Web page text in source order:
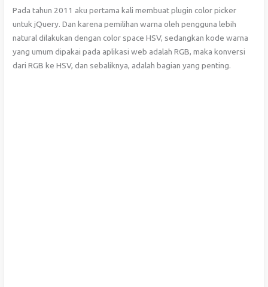
Pada tahun 2011 aku pertama kali membuat plugin color picker
untuk jQuery. Dan karena pemilihan warna oleh pengguna lebih
natural dilakukan dengan color space HSV, sedangkan kode warna
yang umum dipakai pada aplikasi web adalah RGB, maka konversi
dari RGB ke HSV, dan sebaliknya, adalah bagian yang penting.